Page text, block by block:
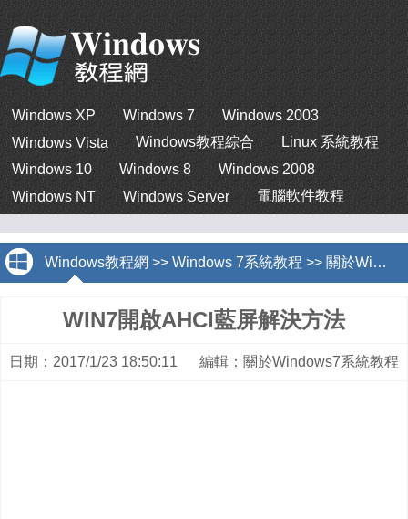
Windows XP Windows 7
Windows 2003
Windows Vista
Windows教程綜合
Linux 系統教程
Windows 10
Windows 8
Windows 2008
Windows NT
Windows Server 電腦軟件教程
Windows教程網 >> Windows 7系統教程 >> 關於Windows7系統教程
WIN7開啟AHCI藍屏解決方法
日期：2017/1/23 18:50:11 編輯：關於Windows7系統教程